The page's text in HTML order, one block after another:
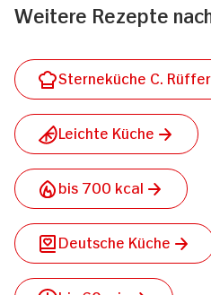
Weitere Rezepte
Sterneküche C. Rüffer
Leichte Küche
bis 700 kcal
Deutsche Küche